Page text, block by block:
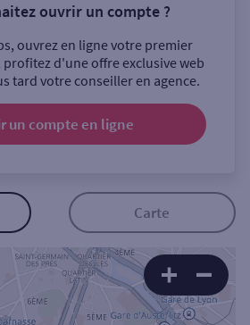
recherche
samedi
Autour de moi
ou
ouvrir un compte ?
ouvrez en ligne votre premier
d'une offre exclusive web
tard votre conseiller en agence.
un compte en ligne
Carte